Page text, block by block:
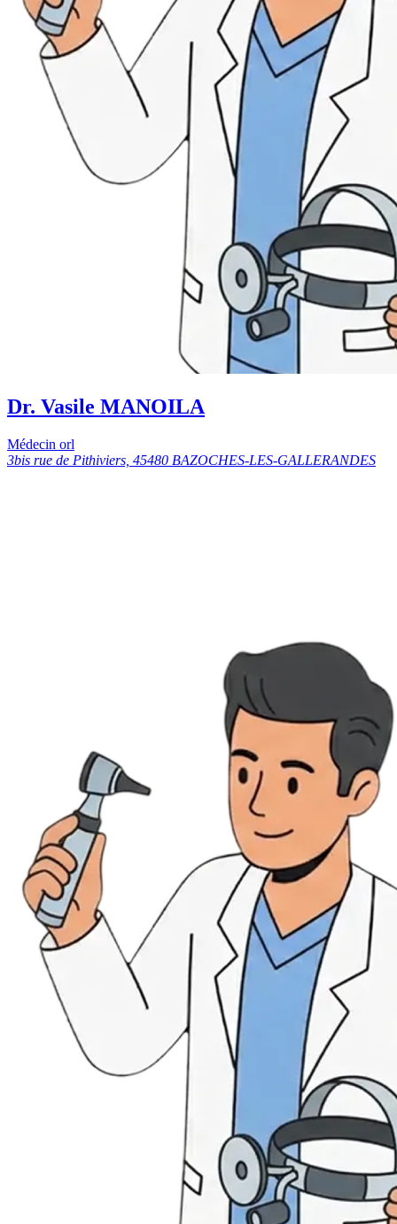
Dr. Vasile MANOILA
Médecin orl
3bis rue de Pithiviers, 45480 BAZOCHES-LES-GALLERANDES